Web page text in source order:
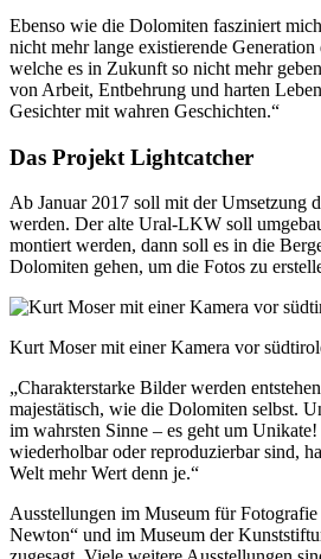
Ebenso wie die Dolomiten fasziniert
nicht mehr lange existierende
welche es in Zukunft so nicht mehr
von Arbeit, Entbehrung und harten
Gesichter mit wahren Geschichten.“
Das Projekt Lightcatcher
Ab Januar 2017 soll mit der Umsetzung
werden. Der alte Ural-LKW soll
montiert werden, dann soll es in die
Dolomiten gehen, um die Fotos zu
Kurt Moser mit einer Kamera vor
„Charakterstarke Bilder werden
majestätisch, wie die Dolomiten selbst.
im wahrsten Sinne – es geht um
wiederholbar oder reproduzierbar sind,
Welt mehr Wert denn je.“
Ausstellungen im Museum für
Newton“ und im Museum der